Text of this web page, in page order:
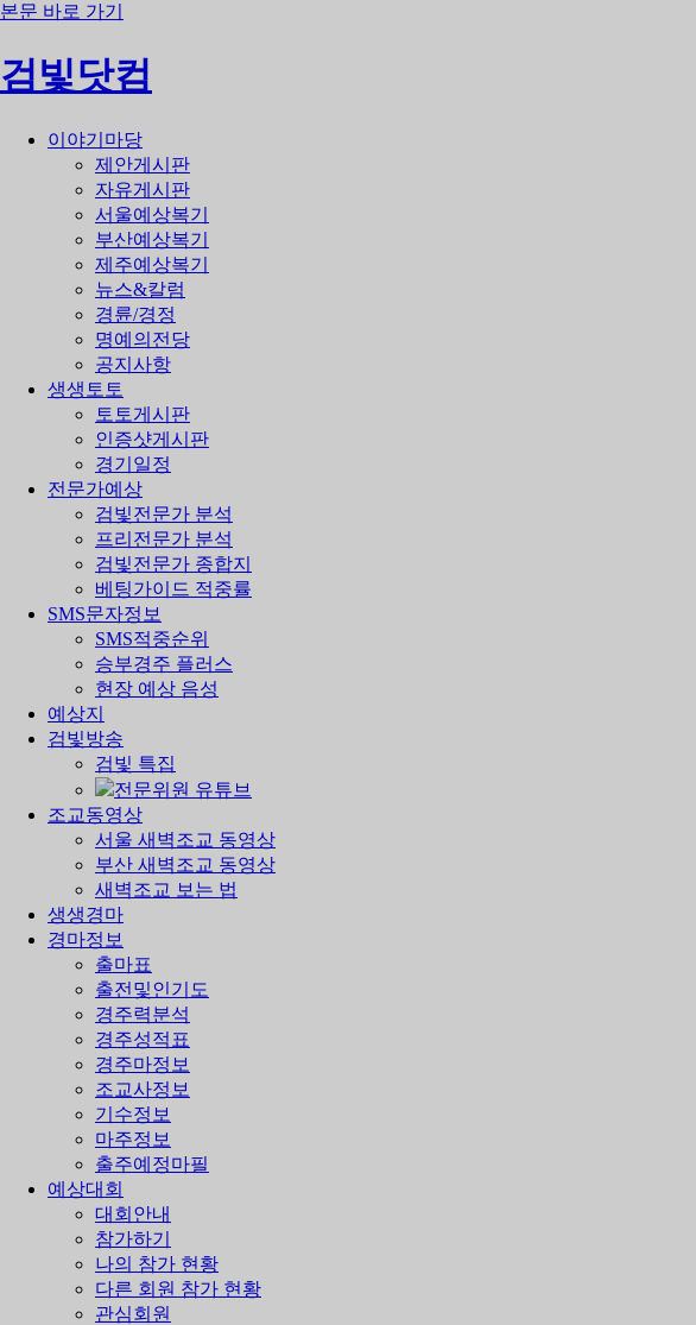
본문 바로 가기
검빛닷컴
이야기마당
제안게시판
자유게시판
서울예상복기
부산예상복기
제주예상복기
뉴스&칼럼
경륜/경정
명예의전당
공지사항
생생토토
토토게시판
인증샷게시판
경기일정
전문가예상
검빛전문가 분석
프리전문가 분석
검빛전문가 종합지
베팅가이드 적중률
SMS문자정보
SMS적중순위
승부경주 플러스
현장 예상 음성
예상지
검빛방송
검빛 특집
전문위원 유튜브
조교동영상
서울 새벽조교 동영상
부산 새벽조교 동영상
새벽조교 보는 법
생생경마
경마정보
출마표
출전및인기도
경주력분석
경주성적표
경주마정보
조교사정보
기수정보
마주정보
출주예정마필
예상대회
대회안내
참가하기
나의 참가 현황
다른 회원 참가 현황
관심회원